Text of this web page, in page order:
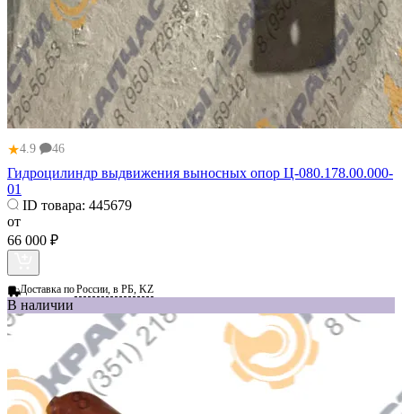
★4.9 46
Гидроцилиндр выдвижения выносных опор Ц-080.178.00.000-
01
ID товара: 445679
от
66 000 ₽
Доставка поРоссии, в РБ, KZ
В наличии